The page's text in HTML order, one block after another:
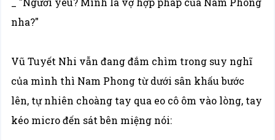
nha?"
Vũ Tuyết Nhi vẫn đang đắm chìm trong suy nghĩ
của mình thì Nam Phong từ dưới sân khấu bước
lên, tự nhiên choàng tay qua eo cô ôm vào lòng, tay
kéo micro đến sát bên miệng nói: